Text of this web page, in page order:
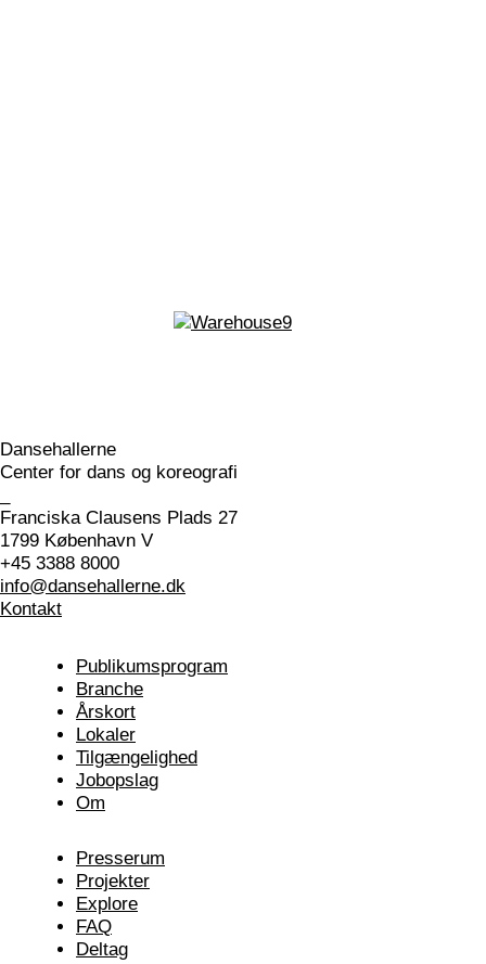
Dansehallerne
Center for dans og koreografi
Franciska Clausens Plads 27
1799 København V
+45 3388 8000
info@dansehallerne.dk
Kontakt
Publikums­program
Branche
Årskort
Lokaler
Tilgængelighed
Jobopslag
Om
Presserum
Projekter
Explore
FAQ
Deltag